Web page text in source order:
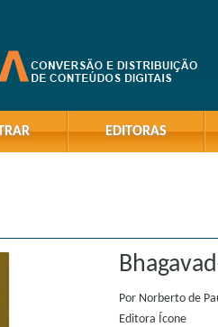
EDITORAS
Por Norberto de
Editora Ícone